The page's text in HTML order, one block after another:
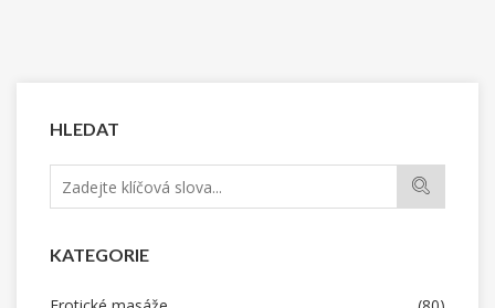
HLEDAT
KATEGORIE
pomůže proniknout do tajemství této specifické
formy masáže a podělí se o praktické tipy pro
domácí použití.